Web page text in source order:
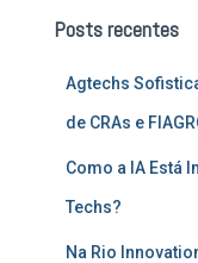
iPosts recentes
Agtechs
de CRAs e
Como a IA Está
Techs?
Na Rio